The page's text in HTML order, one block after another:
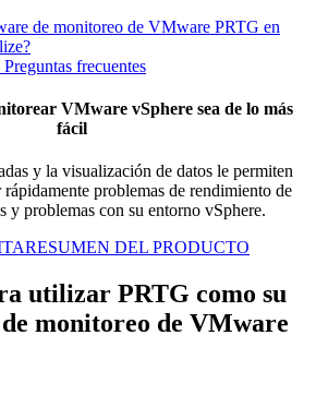
de monitoreo de VMware PRTG en
frecuentes
VMware vSphere sea de lo más
fácil
y la visualización de datos le permiten
problemas de rendimiento de
y problemas con su entorno vSphere.
RESUMEN DEL PRODUCTO
utilizar PRTG como su
monitoreo de VMware